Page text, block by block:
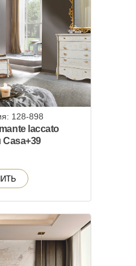
128-898
laccato